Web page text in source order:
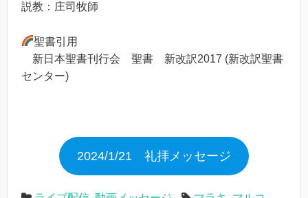
説教：庄司牧師
聖書引用
新日本聖書刊行会 聖書 新改訳2017 (新改訳聖書
センター)
2024/1/21 礼拝メッセージ